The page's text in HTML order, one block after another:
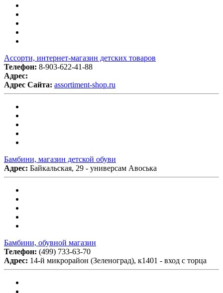
Ассорти, интернет-магазин детских товаров
Телефон: 8-903-622-41-88
Адрес:
Адрес Сайта: assortiment-shop.ru
Бамбини, магазин детской обуви
Адрес: Байкальская, 29 - универсам Авоська
Бамбини, обувной магазин
Телефон: (499) 733-63-70
Адрес: 14-й микрорайон (Зеленоград), к1401 - вход с торца